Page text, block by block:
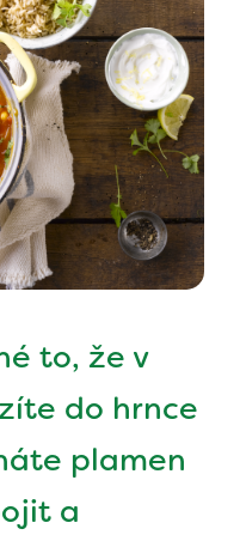
to, že v
do hrnce
plamen
a